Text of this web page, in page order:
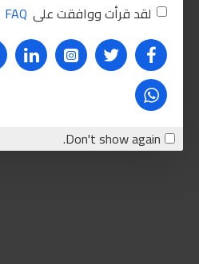
لقد قرأت ووافقت على FAQ
Don't show again.